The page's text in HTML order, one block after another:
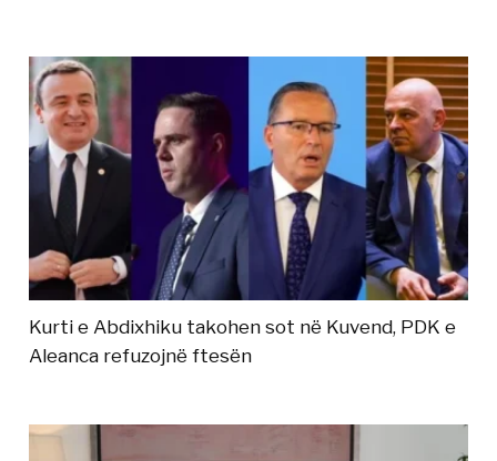
Kurti e Abdixhiku takohen sot në Kuvend, PDK e
Aleanca refuzojnë ftesën